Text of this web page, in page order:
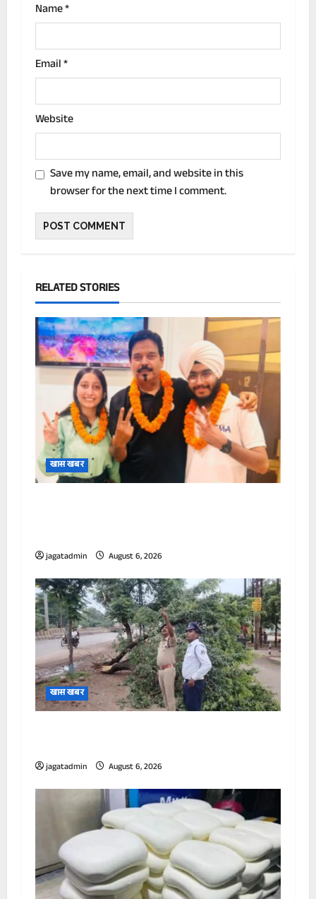
Name*
Email*
Website
Save my name, email, and website in this
browser for the next time I comment.
RELATED STORIES
खास खबर
jagatadmin August 6, 2026
खास खबर
jagatadmin August 6, 2026